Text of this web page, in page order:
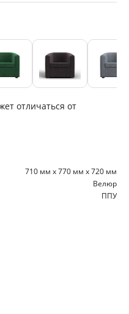
отличаться от
710 мм х 770 мм х 720 мм
Велюр
ППУ